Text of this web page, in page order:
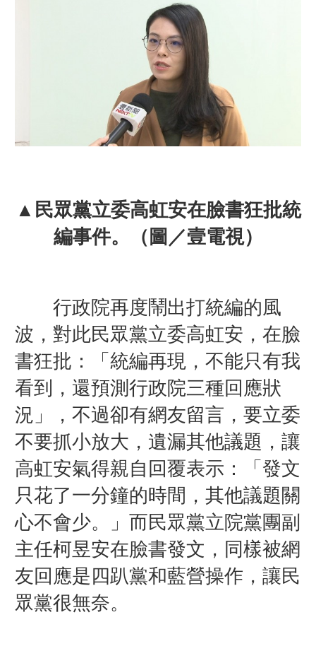
▲民眾黨立委高虹安在臉書狂批統
編事件。（圖／壹電視）
行政院再度鬧出打統編的風
波，對此民眾黨立委高虹安，在臉
書狂批：「統編再現，不能只有我
看到，還預測行政院三種回應狀
況」，不過卻有網友留言，要立委
不要抓小放大，遺漏其他議題，讓
高虹安氣得親自回覆表示：「發文
只花了一分鐘的時間，其他議題關
心不會少。」 而民眾黨立院黨團副
主任柯昱安在臉書發文，同樣被網
友回應是四趴黨和藍營操作，讓民
眾黨很無奈。